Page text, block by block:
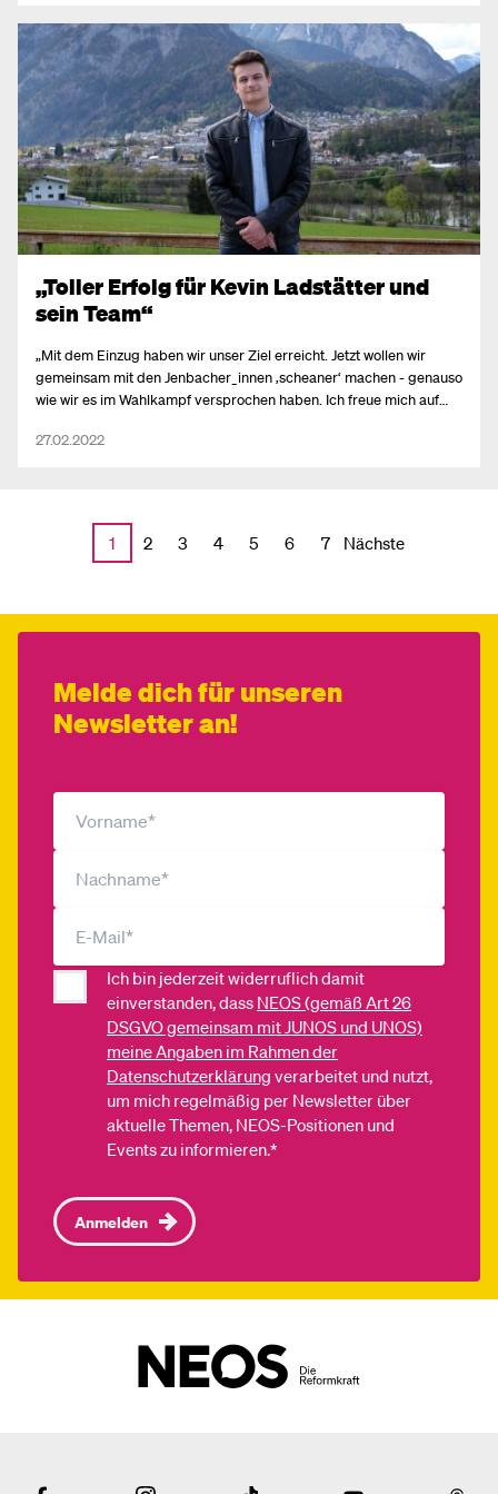
„Toller Erfolg für Kevin Ladstätter und
sein Team“
„Mit dem Einzug haben wir unser Ziel erreicht. Jetzt wollen wir
gemeinsam mit den Jenbacher_innen ‚scheaner‘ machen - genauso
wie wir es im Wahlkampf versprochen haben. Ich freue mich auf
Spitzenkandidat Kevin Ladstätter.
27.02.2022
1 2 3 4 5 6 7 Nächste
Melde dich für unseren
Newsletter an!
Ich bin jederzeit widerruflich damit
einverstanden, dass NEOS (gemäß Art 26
DSGVO gemeinsam mit JUNOS und UNOS)
meine Angaben im Rahmen der
Datenschutzerklärung verarbeitet und nutzt,
um mich regelmäßig per Newsletter über
aktuelle Themen, NEOS-Positionen und
Events zu informieren.*
Anmelden